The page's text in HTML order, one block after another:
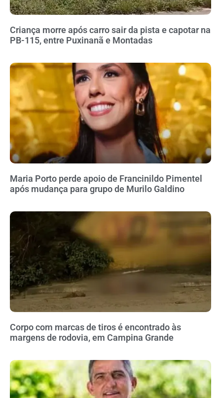
Criança morre após carro sair da pista e capotar na
PB-115, entre Puxinanã e Montadas
Maria Porto perde apoio de Francinildo Pimentel
após mudança para grupo de Murilo Galdino
Corpo com marcas de tiros é encontrado às
margens de rodovia, em Campina Grande